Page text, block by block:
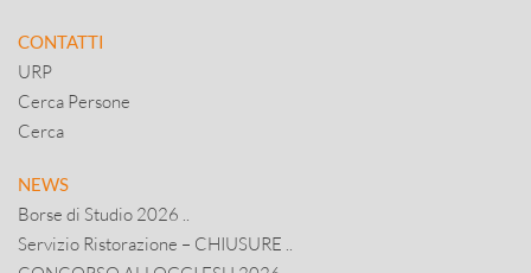
CONTATTI
URP
Cerca Persone
Cerca
NEWS
Borse di Studio 2026 ..
Servizio Ristorazione – CHIUSURE ..